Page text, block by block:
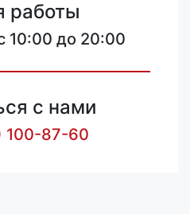
работы
10:00 до 20:00
с нами
100-87-60